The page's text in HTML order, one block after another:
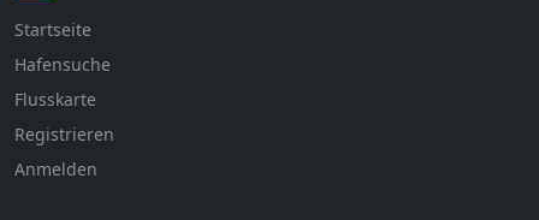
Startseite
Hafensuche
Flusskarte
Registrieren
Anmelden